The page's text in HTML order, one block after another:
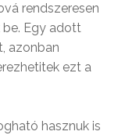
rendszeresen
Egy adott
azonban
ezt a
hasznuk is